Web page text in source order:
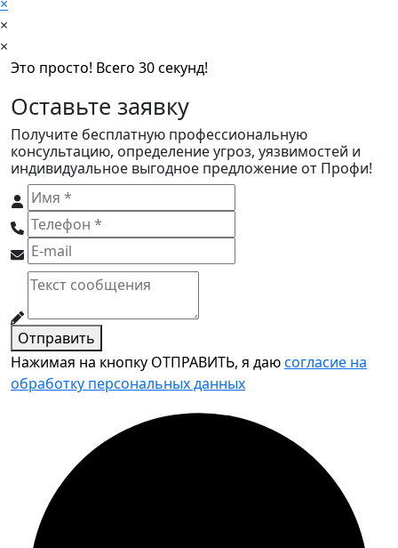
×
×
Это просто! Всего 30 секунд!
Оставьте заявку
Получите бесплатную профессиональную
консультацию, определение угроз, уязвимостей и
индивидуальное выгодное предложение от Профи!
Отправить
Нажимая на кнопку ОТПРАВИТЬ, я даюсогласие на
обработку персональных данных